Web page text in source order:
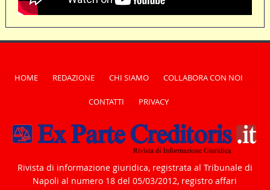
HOME REDAZIONE CHI SIAMO COLLABORA CON NOI
CONTATTI PRIVACY
Rivista di informazione giuridica, registrata al Tribunale di
Napoli al numero 18 del 05/03/2012, registro affari